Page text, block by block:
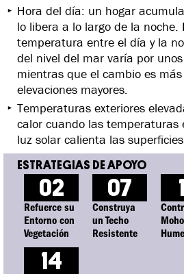
Hora del día: un hogar
lo libera a lo largo de la noche.
temperatura entre el día y la
del nivel del mar varía por unos
mientras que el cambio es
elevaciones mayores.
Temperaturas exteriores
calor cuando las temperaturas
luz solar calienta las
02
Refuerce su
Entorno con
Vegetación
07
Construya
un Techo
Resistente
14